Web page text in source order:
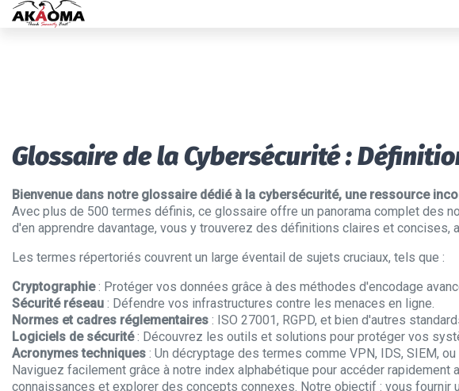
Glossaire de la Cybersécurité :
Bienvenue dans notre glossaire dédié à la cybersécurité, une ressource
Avec plus de 500 termes définis, ce glossaire offre un panorama complet des
d'en apprendre davantage, vous y trouverez des définitions claires et concises,
Les termes répertoriés couvrent un large éventail de sujets cruciaux, tels que :
Cryptographie: Protéger vos données grâce à des méthodes d'encodage
Sécurité réseau : Défendre vos infrastructures contre les menaces en ligne.
Normes et cadres réglementaires : ISO 27001, RGPD, et bien d'autres
Logiciels de sécurité: Découvrez les outils et solutions pour protéger vos
Acronymes techniques : Un décryptage des termes comme VPN, IDS, SIEM, ou
Naviguez facilement grâce à notre index alphabétique pour accéder
connaissances et explorer des concepts connexes. Notre objectif : vous